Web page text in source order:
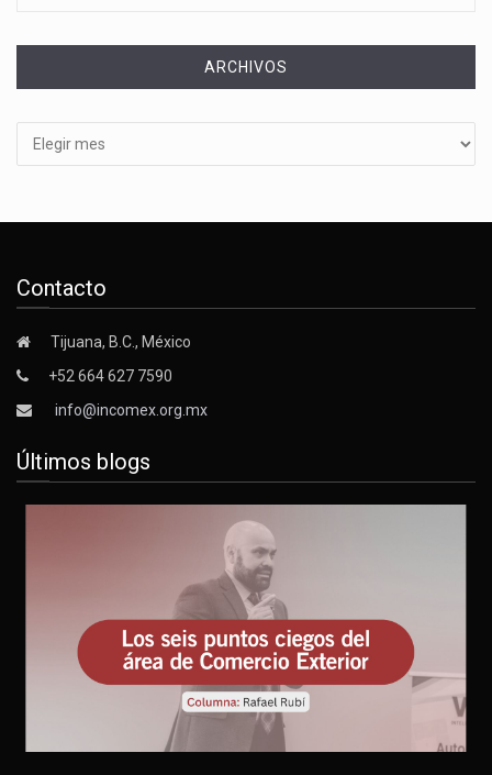
ARCHIVOS
Contacto
Tijuana, B.C., México
+52 664 627 7590
info@incomex.org.mx
Últimos blogs